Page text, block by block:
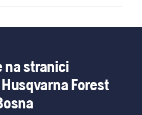
na stranici
Forest